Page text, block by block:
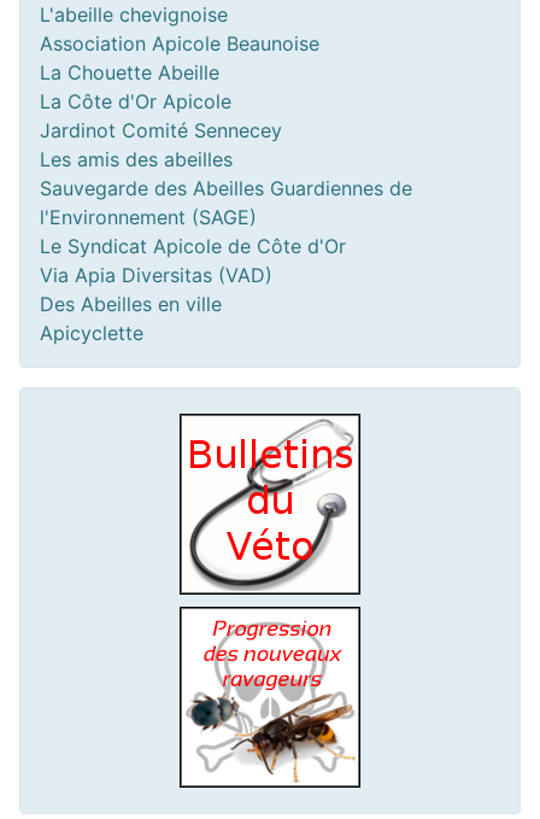
L'abeille chevignoise
Association Apicole Beaunoise
La Chouette Abeille
La Côte d'Or Apicole
Jardinot Comité Sennecey
Les amis des abeilles
Sauvegarde des Abeilles Guardiennes de
l'Environnement (SAGE)
Le Syndicat Apicole de Côte d'Or
Via Apia Diversitas (VAD)
Des Abeilles en ville
Apicyclette